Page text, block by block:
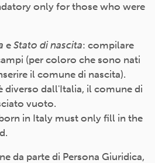
only for those who were
e Stato di nascita: compilare
(per coloro che sono nati
il comune di nascita).
diverso dall'Italia, il comune di
vuoto.
in Italy must only fill in the
da parte di Persona Giuridica,